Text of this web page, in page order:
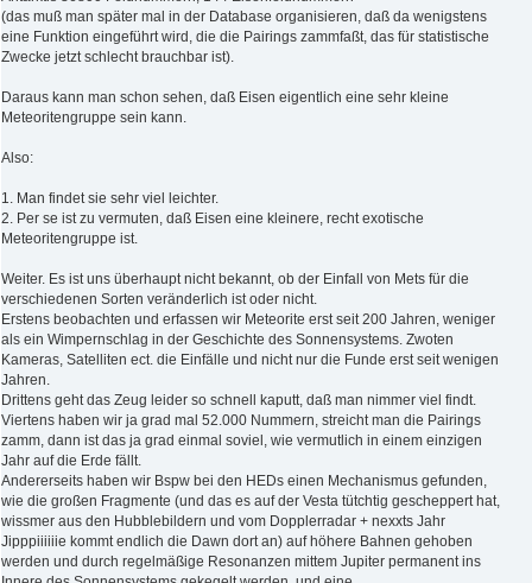
(das muß man später mal in der Database organisieren, daß da wenigstens
eine Funktion eingeführt wird, die die Pairings zammfaßt, das für statistische
Zwecke jetzt schlecht brauchbar ist).
Daraus kann man schon sehen, daß Eisen eigentlich eine sehr kleine
Meteoritengruppe sein kann.
Also:
1. Man findet sie sehr viel leichter.
2. Per se ist zu vermuten, daß Eisen eine kleinere, recht exotische
Meteoritengruppe ist.
Weiter. Es ist uns überhaupt nicht bekannt, ob der Einfall von Mets für die
verschiedenen Sorten veränderlich ist oder nicht.
Erstens beobachten und erfassen wir Meteorite erst seit 200 Jahren, weniger
als ein Wimpernschlag in der Geschichte des Sonnensystems. Zwoten
Kameras, Satelliten ect. die Einfälle und nicht nur die Funde erst seit wenigen
Jahren.
Drittens geht das Zeug leider so schnell kaputt, daß man nimmer viel findt.
Viertens haben wir ja grad mal 52.000 Nummern, streicht man die Pairings
zamm, dann ist das ja grad einmal soviel, wie vermutlich in einem einzigen
Jahr auf die Erde fällt.
Andererseits haben wir Bspw bei den HEDs einen Mechanismus gefunden,
wie die großen Fragmente (und das es auf der Vesta tütchtig gescheppert hat,
wissmer aus den Hubblebildern und vom Dopplerradar + nexxts Jahr
Jipppiiiiiie kommt endlich die Dawn dort an) auf höhere Bahnen gehoben
werden und durch regelmäßige Resonanzen mittem Jupiter permanent ins